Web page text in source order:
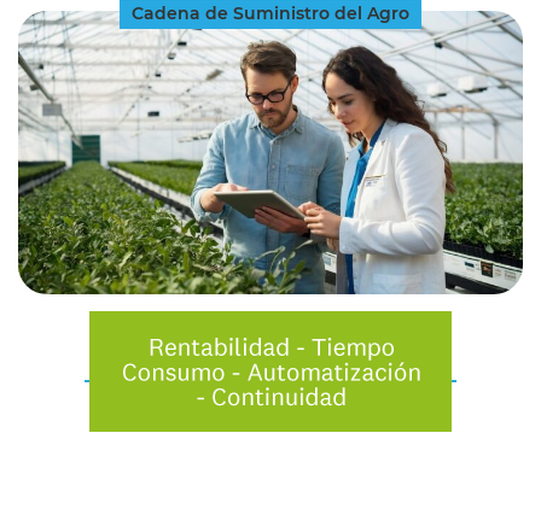
Cadena de Suministro del Agro